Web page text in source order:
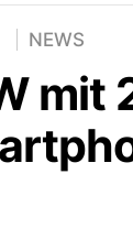
NEWS
mit